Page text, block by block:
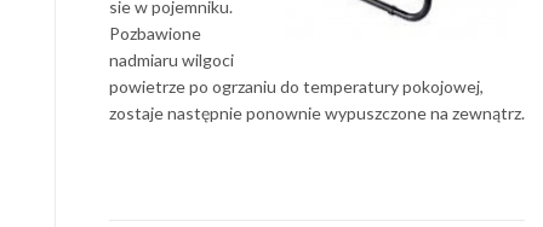
sie w pojemniku.
Pozbawione
nadmiaru wilgoci
powietrze po ogrzaniu do temperatury pokojowej,
zostaje następnie ponownie wypuszczone na zewnątrz.